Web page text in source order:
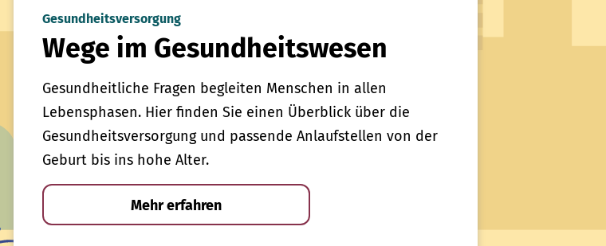
Gesundheitsversorgung
Wege im Gesundheitswesen
Gesundheitliche Fragen begleiten Menschen in allen
Lebensphasen. Hier finden Sie einen Überblick über die
Gesundheitsversorgung und passende Anlaufstellen von der
Geburt bis ins hohe Alter.
Mehr erfahren